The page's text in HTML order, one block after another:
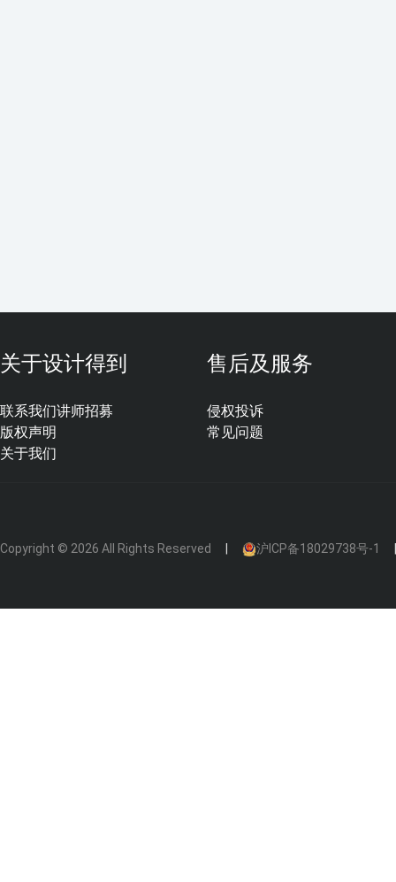
关于设计得到
联系我们
版权声明
关于我们
讲师招募
售后及服务
侵权投诉
常见问题
Copyright © 2026 All Rights Reserved 沪ICP备18029738号-1